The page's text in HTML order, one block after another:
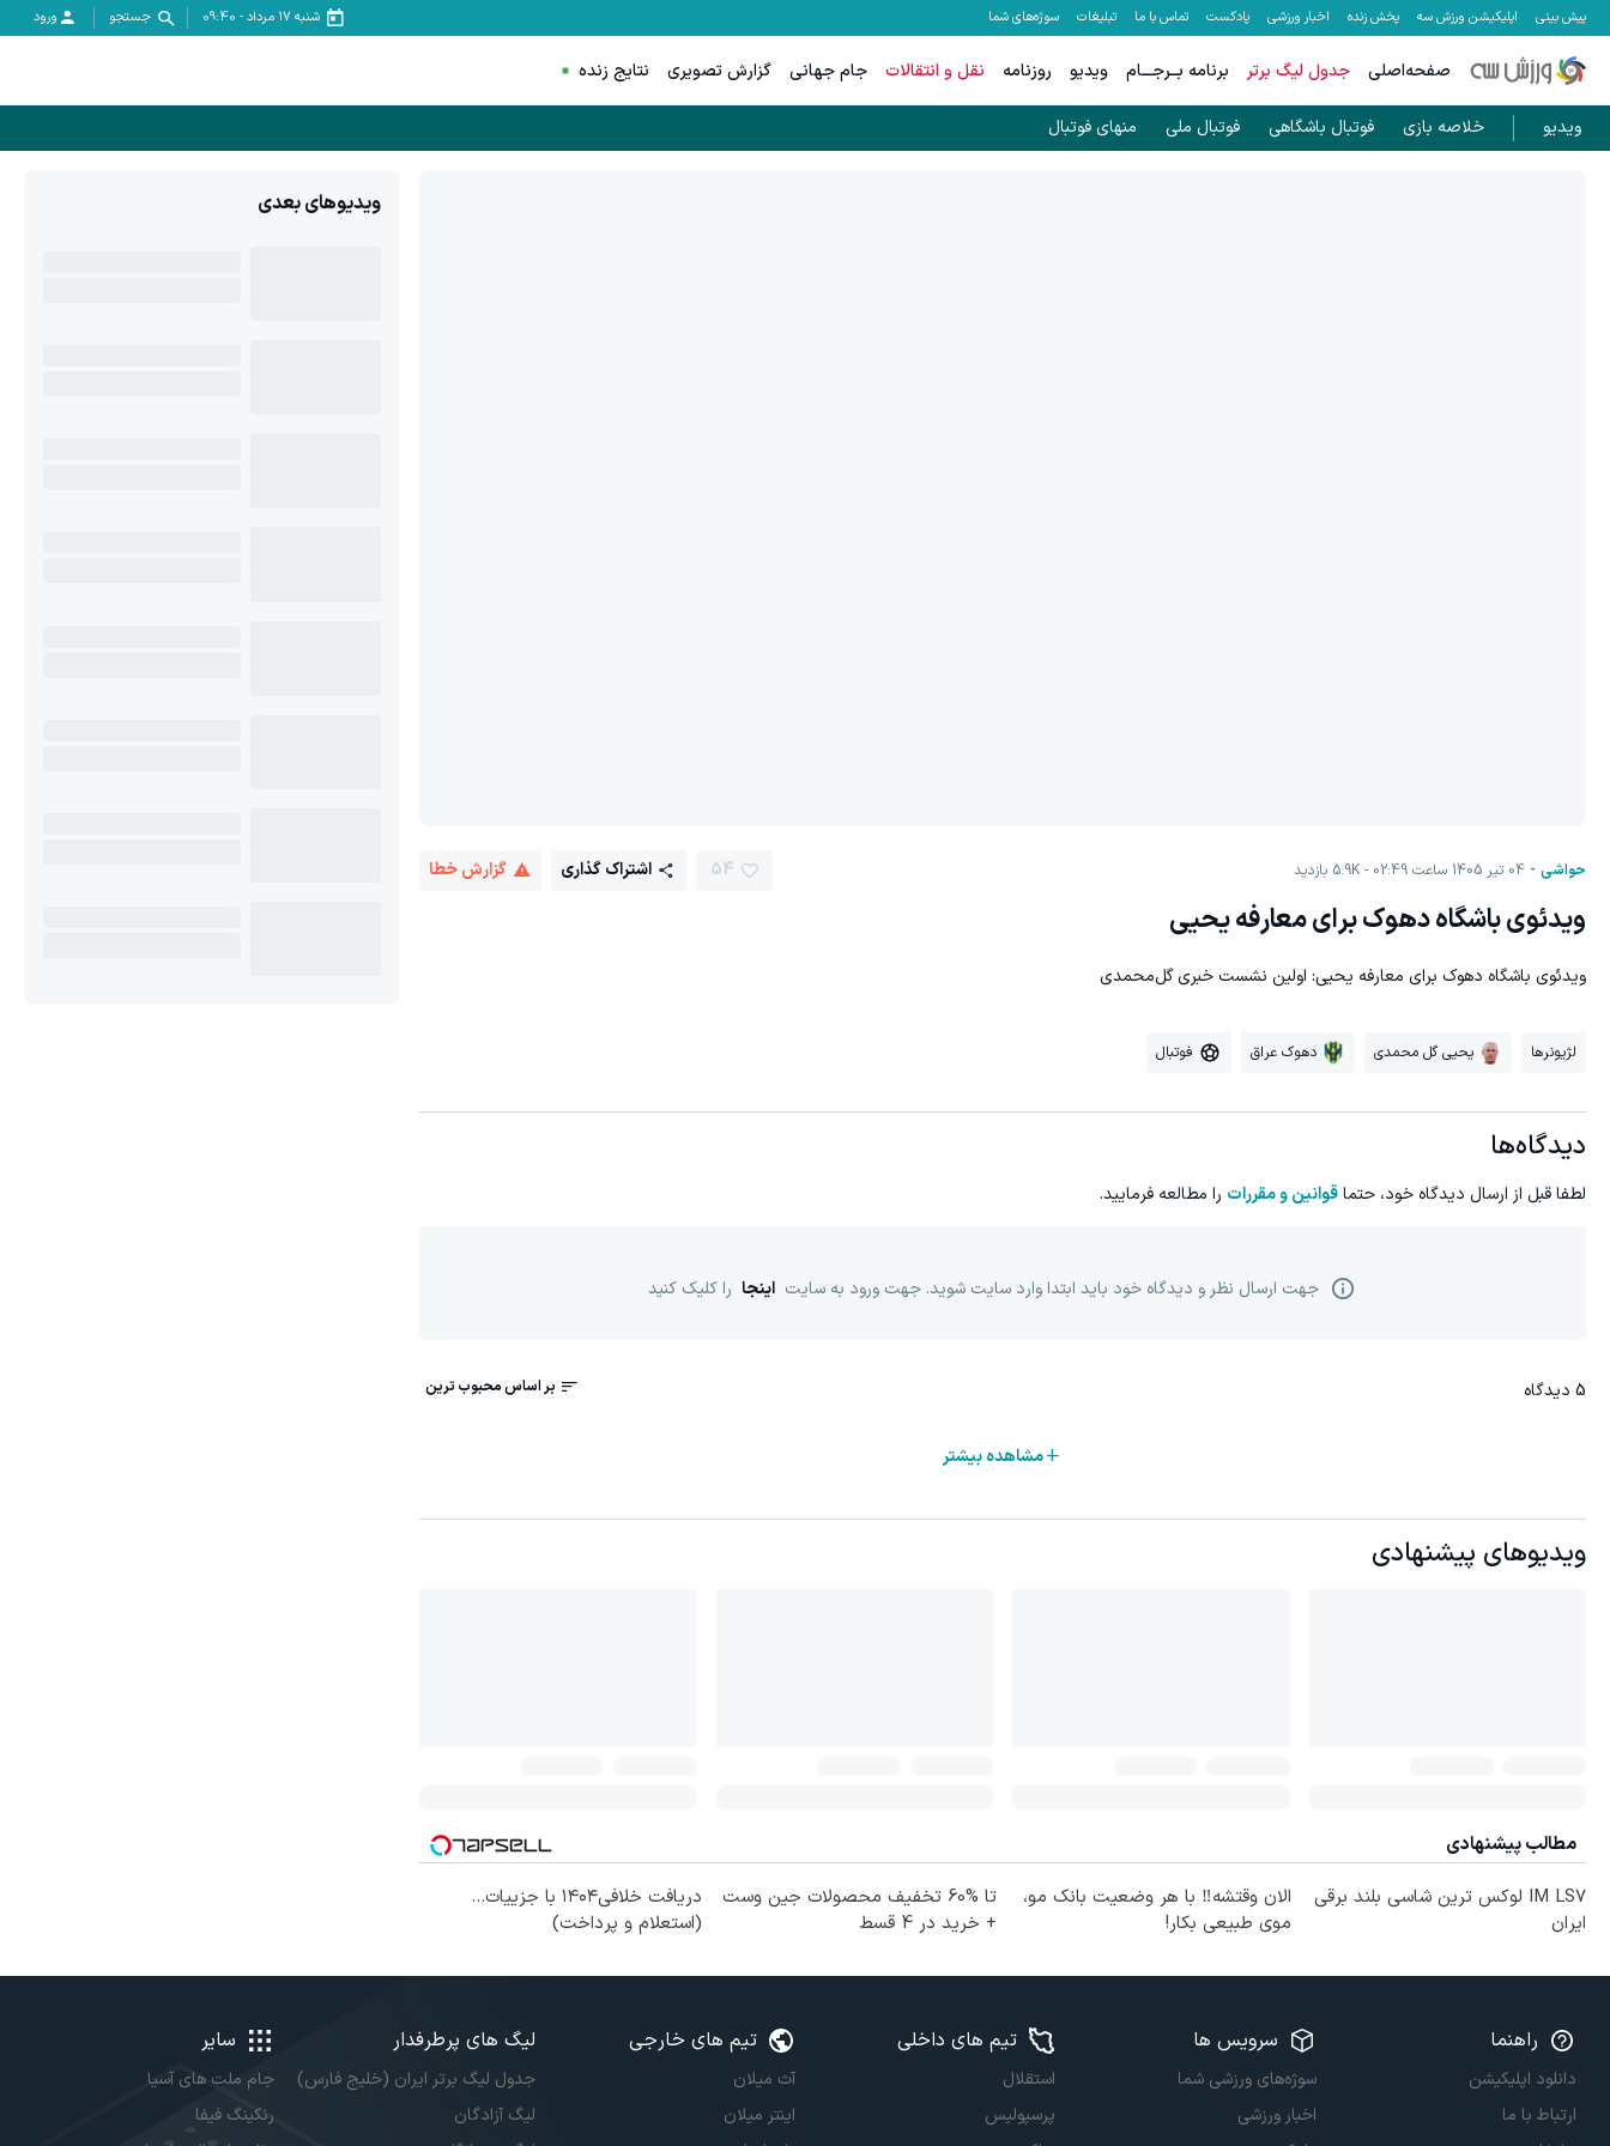
پیش بینی اپلیکیشن ورزش سه پخش زنده اخبار ورزشی پادکست تماس با ما تبلیغات سوژه‌های شما شنبه ۱۷ مرداد -
09:40 جستجو ورود
صفحه‌اصلی جدول لیگ برتر برنامه بــرجـــام ویدیو روزنامه نقل و انتقالات جام جهانی گزارش تصویری نتایج زنده
ویدیو خلاصه بازی فوتبال باشگاهی فوتبال ملی منهای فوتبال
حواشی 04 تیر 1405 ساعت 02:49 5.9K بازدید 54 اشتراک گذاری گزارش خطا
ویدئوی باشگاه دهوک برای معارفه یحیی
ویدئوی باشگاه دهوک برای معارفه یحیی: اولین نشست خبری گل‌محمدی
لژیونرها یحیی گل محمدی دهوک عراق فوتبال
دیدگاه‌ها
لطفا قبل از ارسال دیدگاه خود، حتماقوانین و مقررات را مطالعه فرمایید.
جهت ارسال نظر و دیدگاه خود باید ابتدا وارد سایت شوید. جهت ورود به سایت اینجا را کلیک کنید
5 دیدگاه
مشاهده بیشتر
ویدیوهای پیشنهادی
مطالب پیشنهادی
IM LS7 لوکس ترین شاسی بلند برقی
ایران
الان وقتشه‼️ با هر وضعیت بانک مو،
موی طبیعی بکار!
تا %60 تخفیف محصولات جین وست
+ خرید در 4 قسط
دریافت خلافی۱۴۰۴ با جزییات...
(استعلام و پرداخت)
ویدیوهای بعدی
راهنما
دانلود اپلیکیشن
ارتباط با ما
سرویس ها
سوژه‌های ورزشی شما
اخبار ورزشی
تیم های داخلی
استقلال
پرسپولیس
تیم های خارجی
آث میلان
اینتر میلان
لیگ های پرطرفدار
جدول لیگ برتر ایران (خلیج فارس)
لیگ آزادگان
سایر
جام ملت های آسیا
رنکینگ فیفا